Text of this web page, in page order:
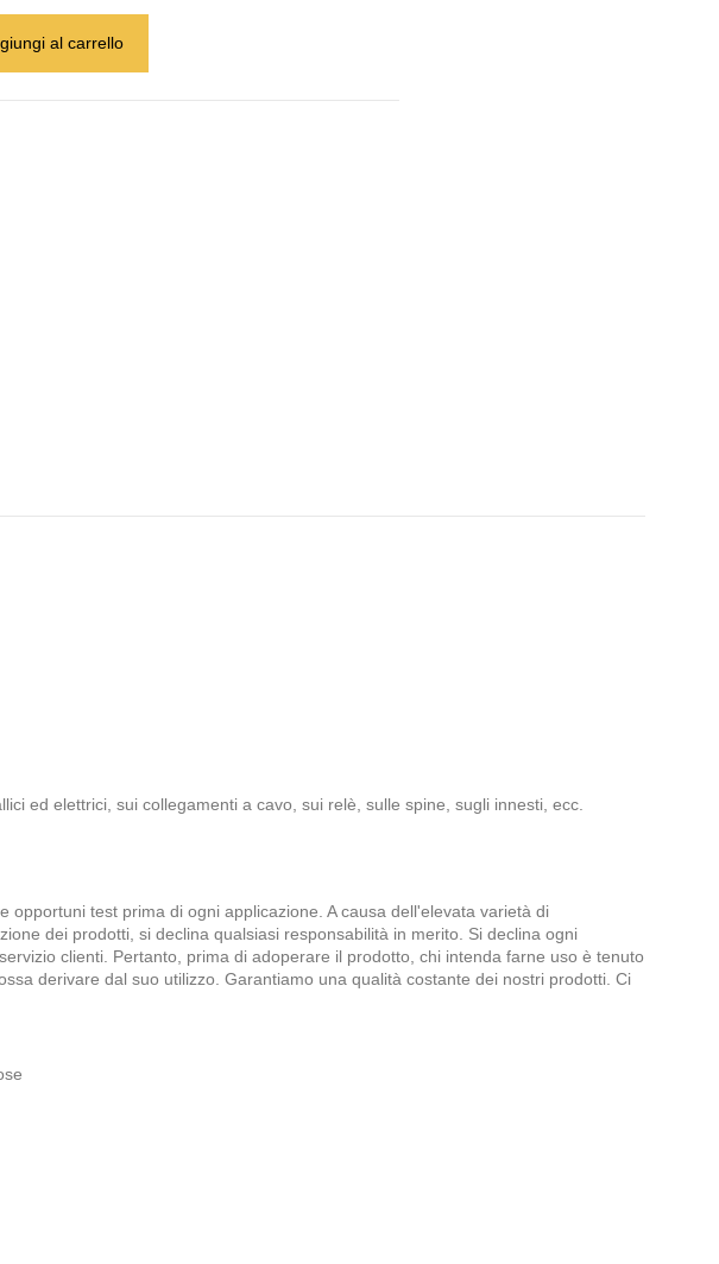
al carrello
ed elettrici, sui collegamenti a cavo, sui relè, sulle spine, sugli innesti, ecc.
test prima di ogni applicazione. A causa dell'elevata varietà di
dei prodotti, si declina qualsiasi responsabilità in merito. Si declina ogni
clienti. Pertanto, prima di adoperare il prodotto, chi intenda farne uso è tenuto
derivare dal suo utilizzo. Garantiamo una qualità costante dei nostri prodotti. Ci